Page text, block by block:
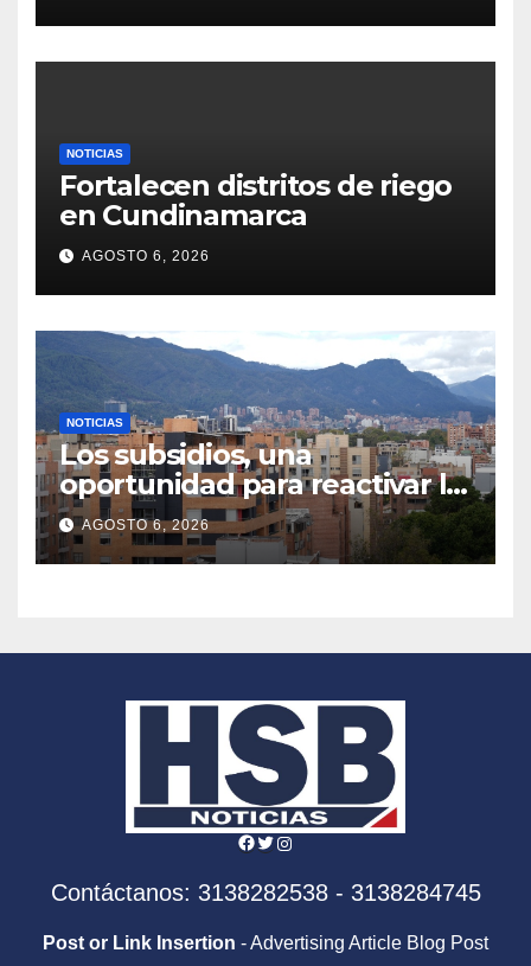
NOTICIAS
Fortalecen distritos de riego
en Cundinamarca
AGOSTO 6, 2026
NOTICIAS
Los subsidios, una
oportunidad para reactivar la
compra de vivienda
AGOSTO 6, 2026
Facebook
Twitter
Instagram
Contáctanos: 3138282538 - 3138284745
Post or Link Insertion - Advertising Article Blog Post